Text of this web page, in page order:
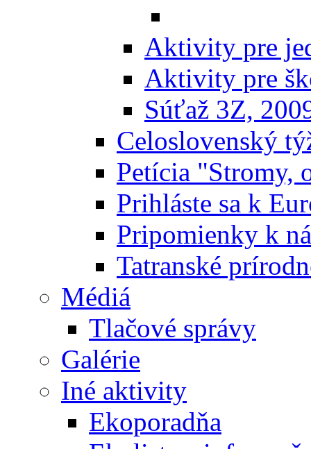
Aktivity pre
Aktivity pre
Súťaž 3Z,
Celoslovenský
Petícia "Stromy,
Prihláste sa k
Pripomienky k
Tatranské
Médiá
Tlačové správy
Galérie
Iné aktivity
Ekoporadňa